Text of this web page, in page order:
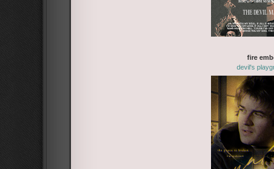
fire
devil's